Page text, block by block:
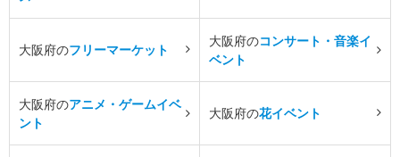
大阪府のフリーマーケット
大阪府のコンサート・音楽イ
ベント
大阪府のアニメ・ゲームイベ
ント
大阪府の花イベント